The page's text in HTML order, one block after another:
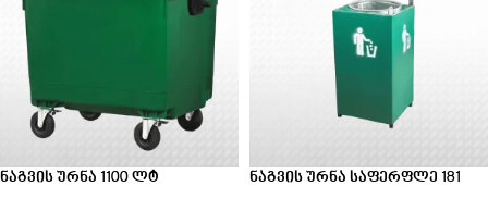
ნაგვის ურნა 1100 ლტ ნაგვის ურნა საფერფლე 181